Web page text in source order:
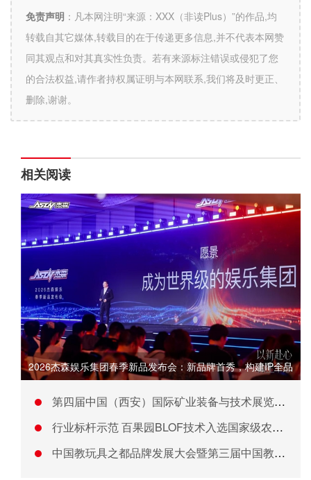
免责声明 ： 凡本网注明“来源：XXX（非读Plus）”的作品,均
转载自其它媒体,转载目的在于传递更多信息,并不代表本网赞
同其观点和对其真实性负责。若有来源标注错误或侵犯了您
的合法权益,请作者持权属证明与本网联系,我们将及时更正、
删除,谢谢。
相关阅读
2026杰森娱乐集团春季新品发布会：新品牌首秀，构建IP全品
第四届中国（西安）国际矿业装备与技术展览会落幕
行业标杆示范 百果园BLOF技术入选国家级农业主推技术
中国教玩具之都品牌发展大会暨第三届中国教玩具之都国际博览会开